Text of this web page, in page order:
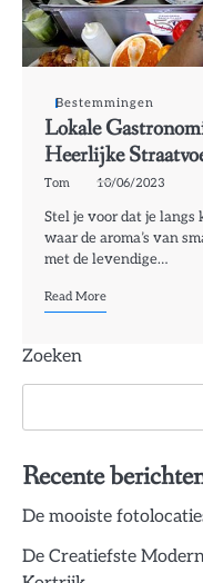
Bestemmingen
Lokale
Heerlijke
Tom 10/06/2023
Stel je voor dat je
waar de aroma’s van
met de levendige…
Read More
Zoeken
Recente
De mooiste
De Creatiefste